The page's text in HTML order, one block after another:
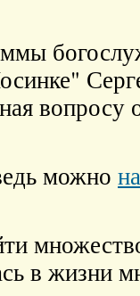
вопросу
можно
в жизни